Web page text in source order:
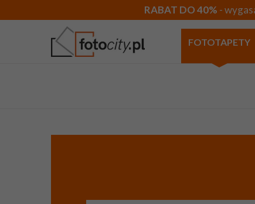
RABAT DO 40% -
FOTOTAPETY